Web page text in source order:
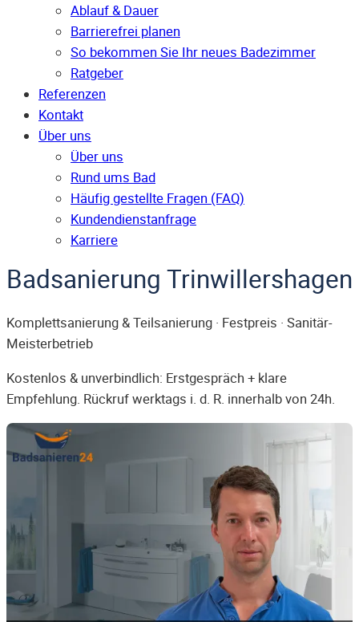
Ablauf & Dauer
Barrierefrei planen
So bekommen Sie Ihr neues Badezimmer
Ratgeber
Referenzen
Kontakt
Über uns
Über uns
Rund ums Bad
Häufig gestellte Fragen (FAQ)
Kunden­dienst­anfrage
Karriere
Badsanierung Trinwillershagen
Komplettsanierung & Teilsanierung · Festpreis · Sanitär-
Meisterbetrieb
Kostenlos & unverbindlich: Erstgespräch + klare
Empfehlung. Rückruf werktags i. d. R. innerhalb von 24h.